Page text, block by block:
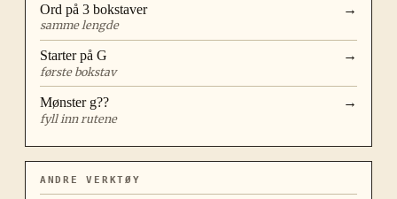
Ord på 3 bokstaver
samme lengde
→
Starter på G
første bokstav
→
Mønster g??
fyll inn rutene
→
ANDRE VERKTØY